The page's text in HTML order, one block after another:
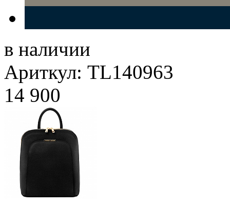
в наличии
Ариткул: TL140963
14 900